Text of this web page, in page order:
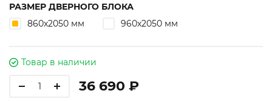
РАЗМЕР ДВЕРНОГО БЛОКА
860х2050 мм
960х2050 мм
Товар в наличии
36 690 ₽